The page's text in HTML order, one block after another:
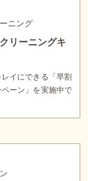
ニング
リーニングキ
イにできる「早割
ーン」を実施中で